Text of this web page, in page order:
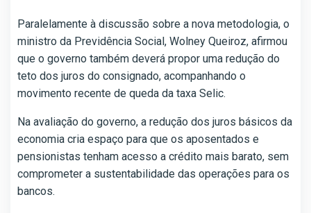
Paralelamente à discussão sobre a nova metodologia, o
ministro da Previdência Social, Wolney Queiroz, afirmou
que o governo também deverá propor uma redução do
teto dos juros do consignado, acompanhando o
movimento recente de queda da taxa Selic.
Na avaliação do governo, a redução dos juros básicos da
economia cria espaço para que os aposentados e
pensionistas tenham acesso a crédito mais barato, sem
comprometer a sustentabilidade das operações para os
bancos.